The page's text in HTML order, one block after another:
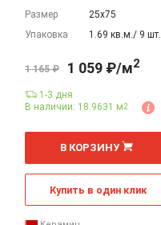
Размер
25х75
Упаковка
1.69 кв.м./ 9 шт.
1 165 ₽ 1 059 ₽/м2
1-3 дня
В наличии: 18.9631 м2
м
В КОРЗИНУ
Купить в один клик